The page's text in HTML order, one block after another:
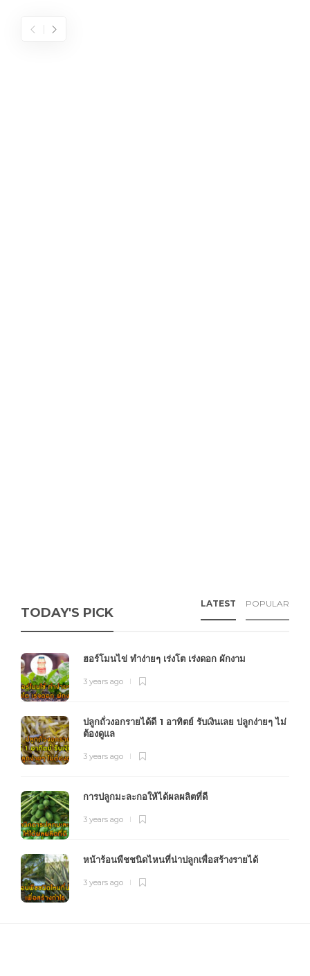
TODAY'S PICK
LATEST POPULAR
ฮอร์โมนไข่ ทำง่ายๆ เร่งโต เร่งดอก ผักงาม
3 years ago
ปลูกถั่วงอกรายได้ดี 1 อาทิตย์ รับเงินเลย ปลูกง่ายๆ ไม่
ต้องดูแล
3 years ago
การปลูกมะละกอให้ได้ผลผลิตที่ดี
3 years ago
หน้าร้อนพืชชนิดไหนที่น่าปลูกเพื่อสร้างรายได้
3 years ago